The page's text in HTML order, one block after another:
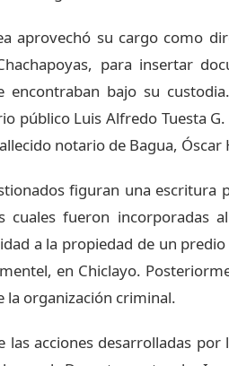
aprovechó su cargo como
para insertar
encontraban bajo su
público Luis Alfredo Tuesta
notario de Bagua, Óscar
figuran una escritura
cuales fueron incorporadas
a la propiedad de un predio
en Chiclayo.
la organización criminal.
acciones desarrolladas por